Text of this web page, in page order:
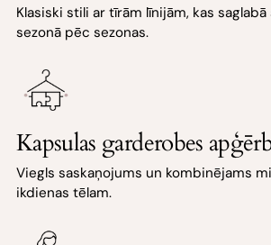
Klasiski stili ar tīrām līnijām, kas
sezonā pēc sezonas.
Kapsulas garderobes
Viegls saskaņojums un kombinējams
ikdienas tēlam.